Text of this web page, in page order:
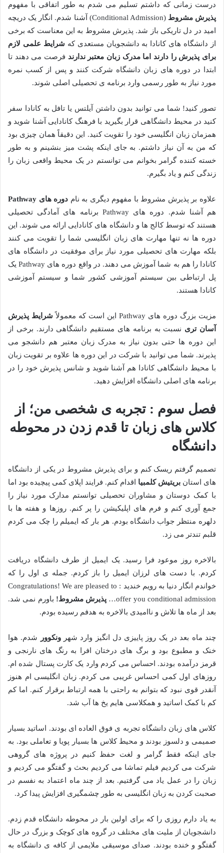
درست زمانی که داشتم تسلیم می شدم به طور اتفاقی با مفهوم
پذیرش مشروط
(Conditional Admission) آشنا شدم. انگار یک دریچه
امید در دل تاریکی باز شد. پذیرش مشروط به این معناست که برخی
از دانشگاه های کانادا به دانشجویان مستعدی که شرایط علمی لازم
برای پذیرش را دارند اما مدرک زبان معتبر ندارند فرصت می دهند تا
ابتدا در دوره های زبان دانشگاه شرکت کنند و پس از کسب نمره
مورد نیاز به طور رسمی وارد برنامه ی تحصیلی اصلی شوند.
تصور کنید! شما می توانید بدون داشتن آیلتس یا تافل به کانادا سفر
کنید در محیط دانشگاهی قرار بگیرید با فرهنگ کانادایی آشنا شوید و
همزمان زبان انگلیسی خود را تقویت کنید. این دقیقاً همان چیزی بود
که من به آن نیاز داشتم. به جای اینکه پشت میز بنشینم و به طور
خسته کننده گرامر بخوانم می توانستم در یک محیط واقعی زبان را
زندگی کنم و یاد بگیرم.
علاوه بر پذیرش مشروط با مفهوم دیگری به نام دوره های
هم آشنا شدم. دوره های Pathway برنامه های آمادگی تحصیلی
هستند که توسط کالج ها و دانشگاه های کانادایی ارائه می شوند. این
دوره ها نه تنها مهارت های زبان انگلیسی شما را تقویت می کنند
بلکه مهارت های تحصیلی مورد نیاز برای موفقیت در دانشگاه های
کانادا را هم به شما آموزش می دهند. در واقع دوره های Pathway یک
پل ارتباطی بین سیستم آموزشی کشور شما و سیستم آموزشی
کانادا هستند.
مزیت بزرگ دوره های Pathway این است که معمولاً
شرایط پذیرش
آسان تری نسبت به برنامه های مستقیم دانشگاهی دارند. برخی از
این دوره ها حتی بدون نیاز به مدرک زبان معتبر هم دانشجو می
پذیرند. شما می توانید با شرکت در این دوره ها علاوه بر تقویت زبان
با محیط دانشگاهی کانادا هم آشنا شوید و شانس پذیرش خود را در
برنامه های اصلی دانشگاه افزایش دهید.
فصل سوم : تجربه ی شخصی من؛ از
کلاس های زبان تا قدم زدن در محوطه
دانشگاه
تصمیم گرفتم ریسک کنم و برای پذیرش مشروط در یکی از دانشگاه
های استان بریتیش کلمبیا اقدام کنم. فرایند اپلای کمی پیچیده بود اما
با کمک دوستان و مشاوران تحصیلی توانستم مدارک مورد نیاز را
جمع آوری کنم و فرم های اپلیکیشن را پر کنم. روزها و هفته ها با
دلهره منتظر جواب دانشگاه بودم. هر بار که ایمیلم را چک می کردم
قلبم تندتر می زد.
بالاخره روز موعود فرا رسید. یک ایمیل از طرف دانشگاه دریافت
کردم. با دست های لرزان ایمیل را باز کردم. جمله ی اول را که
خواندم انگار دنیا به رویم خندید : Congratulations! We are pleased to
offer you conditional admission…
پذیرش مشروط! باورم نمی شد.
بعد از ماه ها تلاش و ناامیدی بالاخره به هدفم رسیده بودم.
چند ماه بعد در یک روز پاییزی دل انگیز وارد شهرونکوور
شدم. هوا
خنک و مطبوع بود و برگ های درختان افرا به رنگ های نارنجی و
قرمز درآمده بودند. احساس می کردم وارد یک کارت پستال شده ام.
روزهای اول کمی احساس غریبی می کردم. زبان انگلیسی ام هنوز
آنقدر قوی نبود که بتوانم به راحتی با همه ارتباط برقرار کنم. اما کم
کم با کمک اساتید و همکلاسی هایم یخ ها آب شد.
کلاس های زبان دانشگاه تجربه ی فوق العاده ای بودند. اساتید بسیار
صمیمی و دلسوز بودند و محیط کلاس ها بسیار پویا و تعاملی بود. به
جای اینکه فقط گرامر و لغت حفظ کنیم در پروژه های گروهی
شرکت می کردیم فیلم تماشا می کردیم بحث و گفتگو می کردیم و
زبان را در عمل یاد می گرفتیم. بعد از چند ماه اعتماد به نفسم در
صحبت کردن به زبان انگلیسی به طور چشمگیری افزایش پیدا کرد.
به یاد دارم روزی را که برای اولین بار در محوطه دانشگاه قدم زدم.
دانشجویان از ملیت های مختلف در گروه های کوچک و بزرگ در حال
گفتگو و خنده بودند. صدای موسیقی ملایمی از کافه ی دانشگاه به